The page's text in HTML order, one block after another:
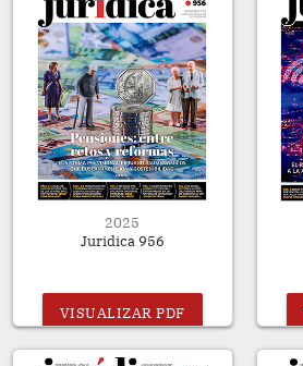
2025
Juridica 956
VISUALIZAR PDF